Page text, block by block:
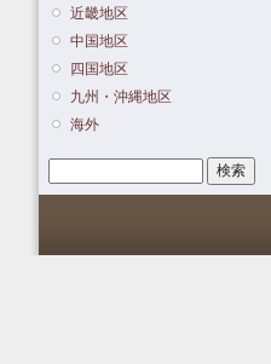
近畿地区
中国地区
四国地区
九州・沖縄地区
海外